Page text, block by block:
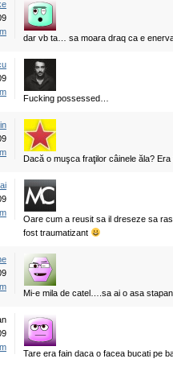
dar vb ta… sa moara draq ca e
Fucking possessed…
Dacă o muşca fraţilor câinele ăla?
Oare cum a reusit sa il dreseze sa
fost traumatizant
Mi-e mila de catel….sa ai o asa
Tare era fain daca o facea bucati pe